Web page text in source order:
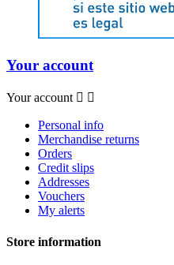
Your account
Your account  
Personal info
Merchandise returns
Orders
Credit slips
Addresses
Vouchers
My alerts
Store information